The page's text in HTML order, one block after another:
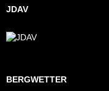
JDAV
BERGWETTER